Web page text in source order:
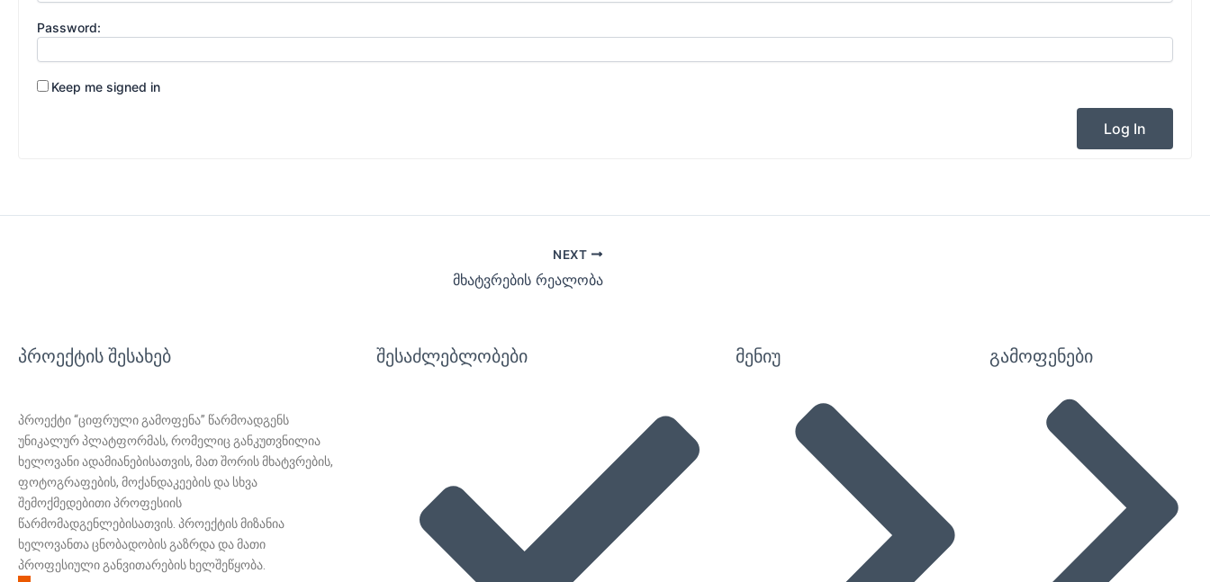
Password:
Keep me signed in
Log In
NEXT
მხატვრების რეალობა
პროექტის შესახებ
პროექტი “ციფრული გამოფენა” წარმოადგენს
უნიკალურ პლატფორმას, რომელიც განკუთვნილია
ხელოვანი ადამიანებისათვის, მათ შორის მხატვრების,
ფოტოგრაფების, მოქანდაკეების და სხვა
შემოქმედებითი პროფესიის
წარმომადგენლებისათვის. პროექტის მიზანია
ხელოვანთა ცნობადობის გაზრდა და მათი
პროფესიული განვითარების ხელშეწყობა.
შესაძლებლობები მენიუ გამოფენები